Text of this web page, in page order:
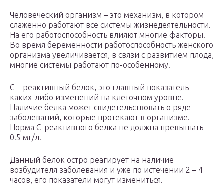
Человеческий организм – это механизм, в котором
слаженно работают все системы жизнедеятельности.
На его работоспособность влияют многие факторы.
Во время беременности работоспособность женского
организма увеличивается, в связи с развитием плода,
многие системы работают по-особенному.
С – реактивный белок, это главный показатель
каких-либо изменений на клеточном уровне.
Наличие белка может свидетельствовать о ряде
заболеваний, которые протекают в организме.
Норма С-реактивного белка не должна превышать
0.5 мг/л.
Данный белок остро реагирует на наличие
возбудителя заболевания и уже по истечении 2 – 4
часов, его показатели могут измениться.